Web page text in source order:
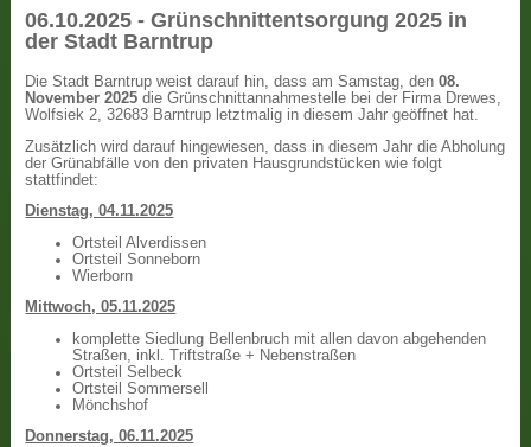
06.10.2025 - Grünschnittentsorgung 2025 in
der Stadt Barntrup
Die Stadt Barntrup weist darauf hin, dass am Samstag, den08.
November 2025 die Grünschnittannahmestelle bei der Firma Drewes,
Wolfsiek 2, 32683 Barntrup letztmalig in diesem Jahr geöffnet hat.
Zusätzlich wird darauf hingewiesen, dass in diesem Jahr die Abholung
der Grünabfälle von den privaten Hausgrundstücken wie folgt
stattfindet:
Dienstag, 04.11.2025
Ortsteil Alverdissen
Ortsteil Sonneborn
Wierborn
Mittwoch, 05.11.2025
komplette Siedlung Bellenbruch mit allen davon abgehenden
Straßen, inkl. Triftstraße + Nebenstraßen
Ortsteil Selbeck
Ortsteil Sommersell
Mönchshof
Donnerstag, 06.11.2025